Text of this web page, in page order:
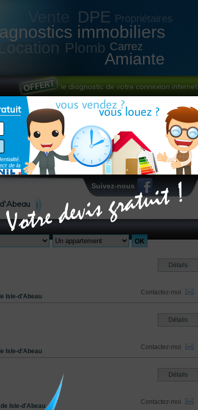
DPE Propriétaires
immobiliers
Location Plomb Carrez
Amiante
le diagnostic de votre connexion internet
de la
Suivez-nous
Isle-d'Abeau
Détails
Contactez-moi
Isle-d'Abeau
Détails
Contactez-moi
Isle-d'Abeau
Détails
Contactez-moi